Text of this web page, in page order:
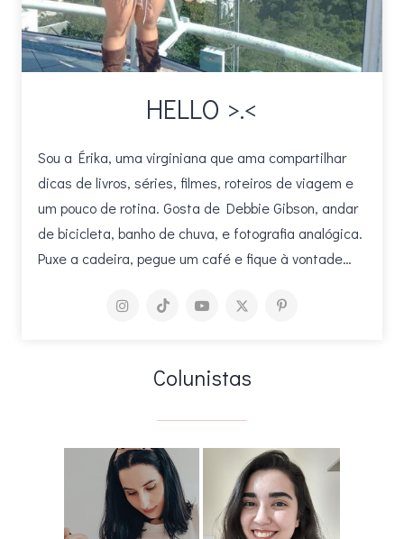
HELLO >.<
Sou a Érika, uma virginiana que ama compartilhar
dicas de livros, séries, filmes, roteiros de viagem e
um pouco de rotina. Gosta de Debbie Gibson, andar
de bicicleta, banho de chuva, e fotografia analógica.
Puxe a cadeira, pegue um café e fique à vontade…
Colunistas